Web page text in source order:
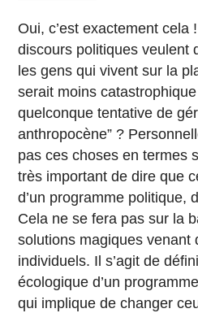
Oui, c’est exactement cela
discours politiques veulent
les gens qui vivent sur la
serait moins
quelconque tentative de
anthropocène” ?
pas ces choses en termes
très important de dire que
d’un programme politique,
Cela ne se fera pas sur la
solutions magiques venant
individuels. Il s’agit de
écologique d’un
qui implique de changer